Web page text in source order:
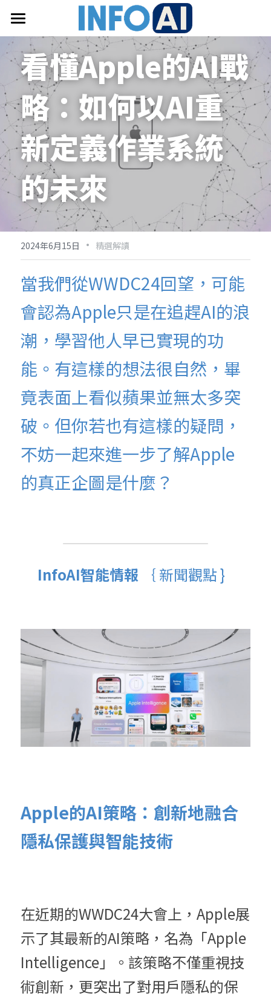
首頁
關於InfoAI
訂閱電子報
最新文章
搜索
email聯絡
看懂Apple的AI戰
略：如何以AI重
新定義作業系統
的未來
2024年6月15日 · 精選解讀
當我們從WWDC24回望，可能
會認為Apple只是在追趕AI的浪
潮，學習他人早已實現的功
能。有這樣的想法很自然，畢
竟表面上看似蘋果並無太多突
破。但你若也有這樣的疑問，
不妨一起來進一步了解Apple
的真正企圖是什麼？
InfoAI智能情報 ｛ 新聞觀點 }
Apple的AI策略：創新地融合
隱私保護與智能技術
在近期的WWDC24大會上，Apple展
示了其最新的AI策略，名為「Apple
Intelligence」。該策略不僅重視技
術創新，更突出了對用戶隱私的保